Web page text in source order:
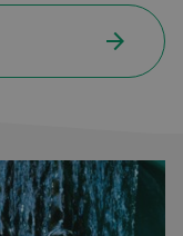
arrow_forward